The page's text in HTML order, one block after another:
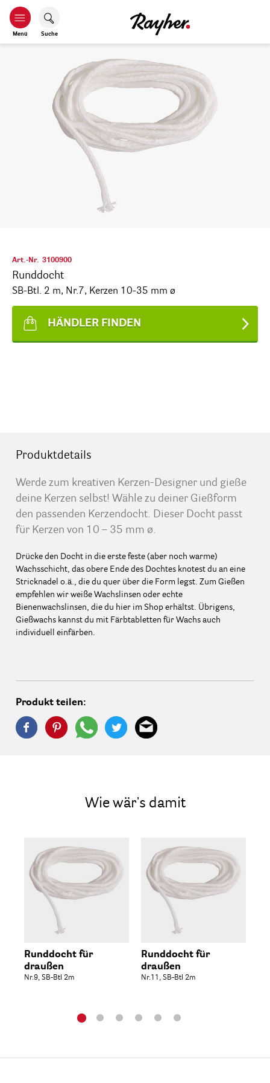
Menü Suche
Art.-Nr. 3100900
Runddocht
SB-Btl. 2 m, Nr.7, Kerzen 10-35 mm ø
HÄNDLER FINDEN
Produktdetails
Werde zum kreativen Kerzen-Designer und gieße
deine Kerzen selbst! Wähle zu deiner Gießform
den passenden Kerzendocht. Dieser Docht passt
für Kerzen von 10 – 35 mm ø.
Drücke den Docht in die erste feste (aber noch warme)
Wachsschicht, das obere Ende des Dochtes knotest du an eine
Stricknadel o.ä., die du quer über die Form legst. Zum Gießen
empfehlen wir weiße Wachslinsen oder echte
Bienenwachslinsen, die du hier im Shop erhältst. Übrigens,
Gießwachs kannst du mit Färbtabletten für Wachs auch
individuell einfärben.
Produkt teilen:
Wie wär's damit
Runddocht für
draußen
Nr.9, SB-Btl 2m
Runddocht für
draußen
Nr.11, SB-Btl 2m